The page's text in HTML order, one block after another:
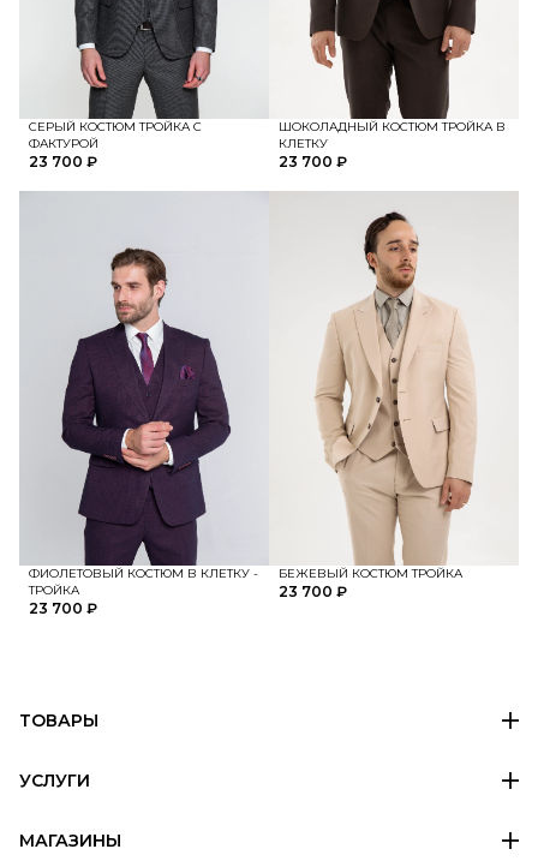
СЕРЫЙ КОСТЮМ ТРОЙКА С
ФАКТУРОЙ
23 700 ₽
ШОКОЛАДНЫЙ КОСТЮМ ТРОЙКА В
КЛЕТКУ
23 700 ₽
ФИОЛЕТОВЫЙ КОСТЮМ В КЛЕТКУ -
ТРОЙКА
23 700 ₽
БЕЖЕВЫЙ КОСТЮМ ТРОЙКА
23 700 ₽
ТОВАРЫ
УСЛУГИ
МАГАЗИНЫ